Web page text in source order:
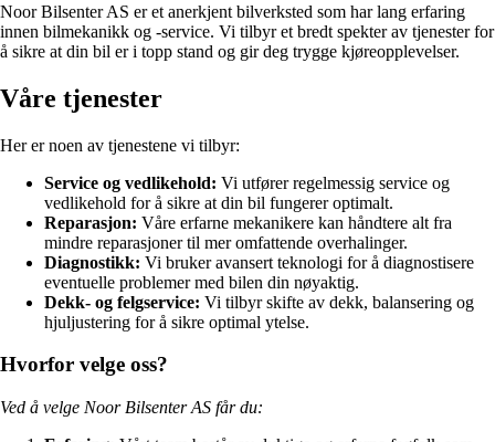
Noor Bilsenter AS er et anerkjent bilverksted som har lang erfaring
innen bilmekanikk og -service. Vi tilbyr et bredt spekter av tjenester for
å sikre at din bil er i topp stand og gir deg trygge kjøreopplevelser.
Våre tjenester
Her er noen av tjenestene vi tilbyr:
Service og vedlikehold: Vi utfører regelmessig service og
vedlikehold for å sikre at din bil fungerer optimalt.
Reparasjon: Våre erfarne mekanikere kan håndtere alt fra
mindre reparasjoner til mer omfattende overhalinger.
Diagnostikk: Vi bruker avansert teknologi for å diagnostisere
eventuelle problemer med bilen din nøyaktig.
Dekk- og felgservice: Vi tilbyr skifte av dekk, balansering og
hjuljustering for å sikre optimal ytelse.
Hvorfor velge oss?
Ved å velge Noor Bilsenter AS får du: